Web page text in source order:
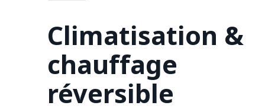
Climatisation &
chauffage
réversible